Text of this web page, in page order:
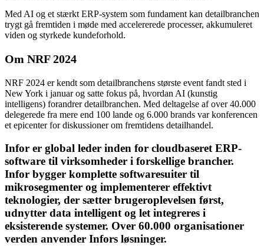
Med AI og et stærkt ERP-system som fundament kan detailbranchen
trygt gå fremtiden i møde med accelererede processer, akkumuleret
viden og styrkede kundeforhold.
Om NRF 2024
NRF 2024 er kendt som detailbranchens største event fandt sted i
New York i januar og satte fokus på, hvordan AI (kunstig
intelligens) forandrer detailbranchen. Med deltagelse af over 40.000
delegerede fra mere end 100 lande og 6.000 brands var konferencen
et epicenter for diskussioner om fremtidens detailhandel.
Infor er global leder inden for cloudbaseret ERP-
software til virksomheder i forskellige brancher.
Infor bygger komplette softwaresuiter til
mikrosegmenter og implementerer effektivt
teknologier, der sætter brugeroplevelsen først,
udnytter data intelligent og let integreres i
eksisterende systemer. Over 60.000 organisationer
verden anvender Infors løsninger.